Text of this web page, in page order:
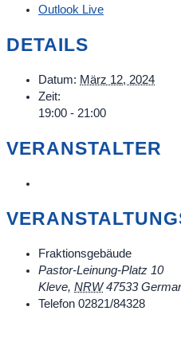
Outlook Live
DETAILS
Datum: März 12, 2024
Zeit:
19:00 - 21:00
VERANSTALTER
Fraktionsgebäude
Pastor-Leinung-Platz 10
Kleve, NRW 47533
Telefon 02821/84328